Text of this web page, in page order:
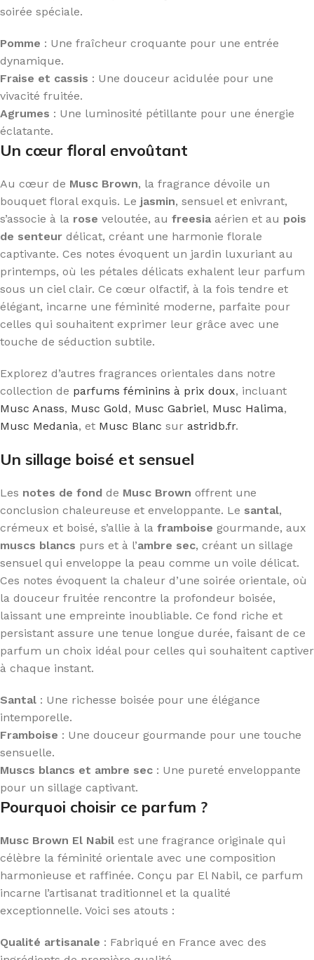
soirée spéciale.
Pomme : Une fraîcheur croquante pour une entrée
dynamique.
Fraise et cassis : Une douceur acidulée pour une
vivacité fruitée.
Agrumes : Une luminosité pétillante pour une énergie
éclatante.
Un cœur floral envoûtant
Au cœur de Musc Brown, la fragrance dévoile un
bouquet floral exquis. Le jasmin, sensuel et enivrant,
s’associe à la rose veloutée, au freesia aérien et au pois
de senteur délicat, créant une harmonie florale
captivante. Ces notes évoquent un jardin luxuriant au
printemps, où les pétales délicats exhalent leur parfum
sous un ciel clair. Ce cœur olfactif, à la fois tendre et
élégant, incarne une féminité moderne, parfaite pour
celles qui souhaitent exprimer leur grâce avec une
touche de séduction subtile.
Explorez d’autres fragrances orientales dans notre
collection de parfums féminins à prix doux, incluant
Musc Anass, Musc Gold, Musc Gabriel, Musc Halima,
Musc Medania, et Musc Blanc sur astridb.fr.
Un sillage boisé et sensuel
Les notes de fond de Musc Brown offrent une
conclusion chaleureuse et enveloppante. Le santal,
crémeux et boisé, s’allie à la framboise gourmande, aux
muscs blancs purs et à l’ambre sec, créant un sillage
sensuel qui enveloppe la peau comme un voile délicat.
Ces notes évoquent la chaleur d’une soirée orientale, où
la douceur fruitée rencontre la profondeur boisée,
laissant une empreinte inoubliable. Ce fond riche et
persistant assure une tenue longue durée, faisant de ce
parfum un choix idéal pour celles qui souhaitent captiver
à chaque instant.
Santal : Une richesse boisée pour une élégance
intemporelle.
Framboise : Une douceur gourmande pour une touche
sensuelle.
Muscs blancs et ambre sec : Une pureté enveloppante
pour un sillage captivant.
Pourquoi choisir ce parfum ?
Musc Brown El Nabil est une fragrance originale qui
célèbre la féminité orientale avec une composition
harmonieuse et raffinée. Conçu par El Nabil, ce parfum
incarne l’artisanat traditionnel et la qualité
exceptionnelle. Voici ses atouts :
Qualité artisanale : Fabriqué en France avec des